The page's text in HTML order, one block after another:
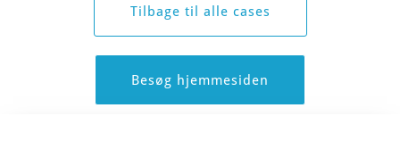
Tilbage til alle cases
Besøg hjemmesiden